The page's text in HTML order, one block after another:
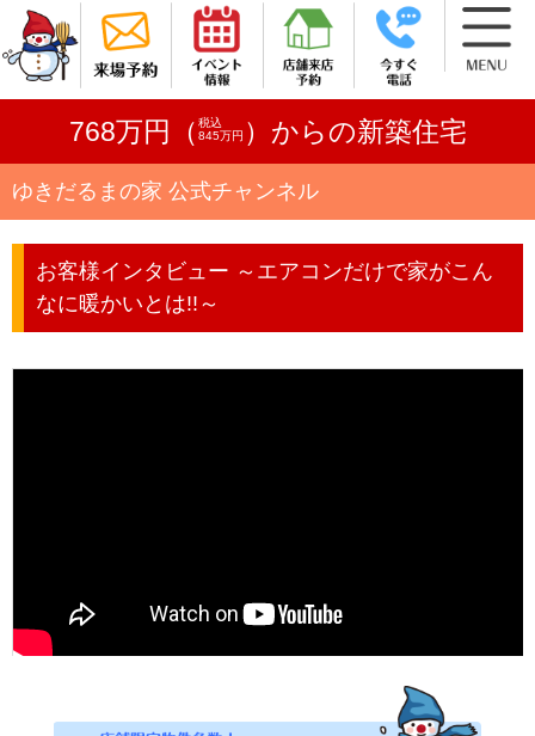
768万円（ 税込
845万円 ）からの新築住宅
ゆきだるまの家 公式チャンネル
お客様インタビュー ～エアコンだけで家がこん
なに暖かいとは!!～